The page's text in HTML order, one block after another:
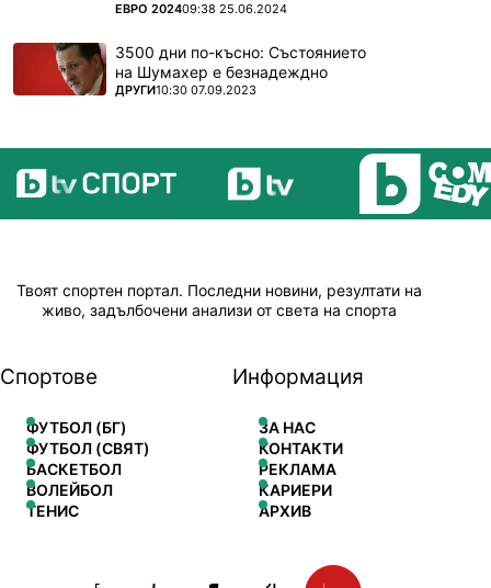
ПОВЕЧЕ ОТ
ЕВРО 202409:38 25.06.2024
3500 дни по-късно: Състоянието
на Шумахер е безнадеждно
ПОВЕЧЕ ОТ
ДРУГИ10:30 07.09.2023
Твоят спортен портал. Последни новини, резултати на
живо, задълбочени анализи от света на спорта
Спортове
ФУТБОЛ (БГ)
ФУТБОЛ (СВЯТ)
БАСКЕТБОЛ
ВОЛЕЙБОЛ
ТЕНИС
Информация
ЗА НАС
КОНТАКТИ
РЕКЛАМА
КАРИЕРИ
АРХИВ